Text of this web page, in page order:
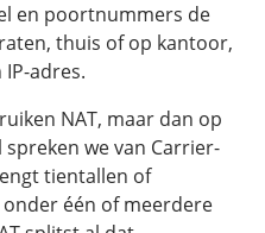
en poortnummers de
thuis of op kantoor,
adres.
NAT, maar dan op
we van Carrier-
tientallen of
één of meerdere